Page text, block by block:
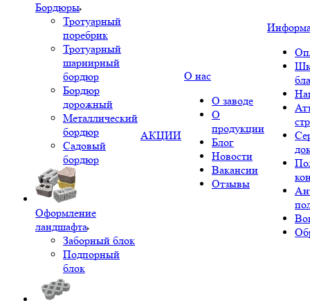
Бордюры
Тротуарный
поребрик
Тротуарный
шарнирный
бордюр
Бордюр
дорожный
Металлический
бордюр
Садовый
бордюр
Оформление
ландшафта
Заборный блок
Подпорный
блок
АКЦИИ
О нас
О заводе
О
продукции
Блог
Новости
Вакансии
Отзывы